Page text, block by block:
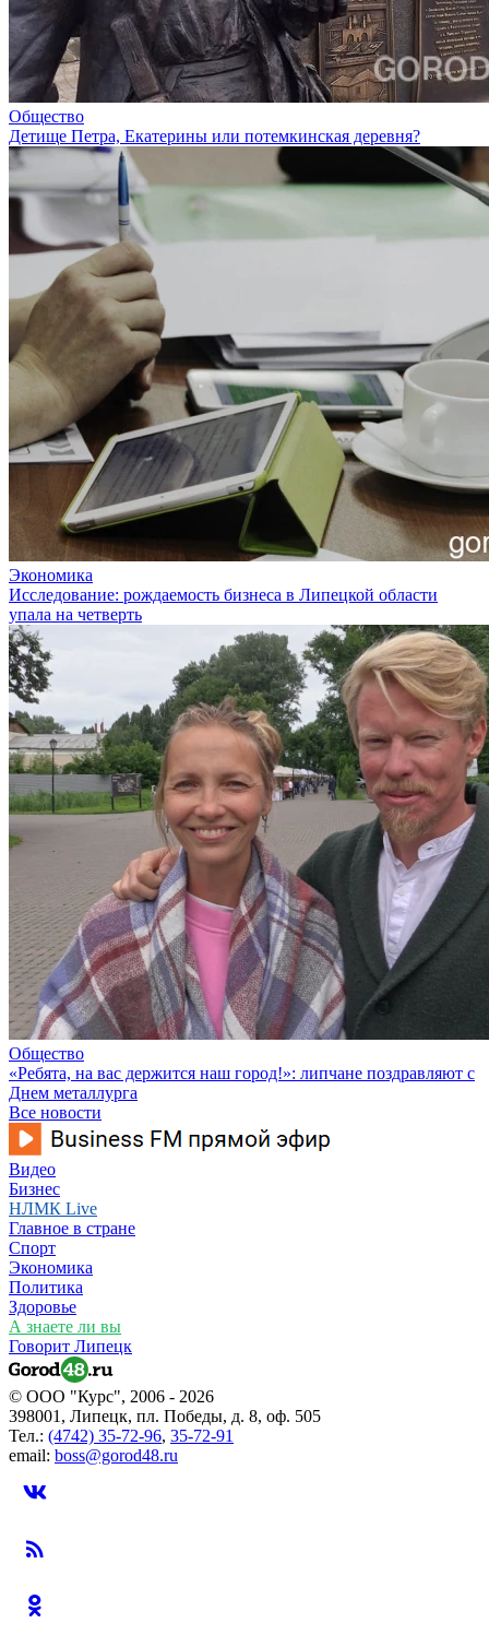
Общество
Детище Петра, Екатерины или потемкинская деревня?
Экономика
Исследование: рождаемость бизнеса в Липецкой области
упала на четверть
Общество
«Ребята, на вас держится наш город!»: липчане поздравляют с
Днем металлурга
Все новости
Видео
Бизнес
НЛМК Live
Главное в стране
Спорт
Экономика
Политика
Здоровье
А знаете ли вы
Говорит Липецк
© ООО "Курс", 2006 - 2026
398001, Липецк, пл. Победы, д. 8, оф. 505
Тел.: (4742) 35-72-96, 35-72-91
email: boss@gorod48.ru